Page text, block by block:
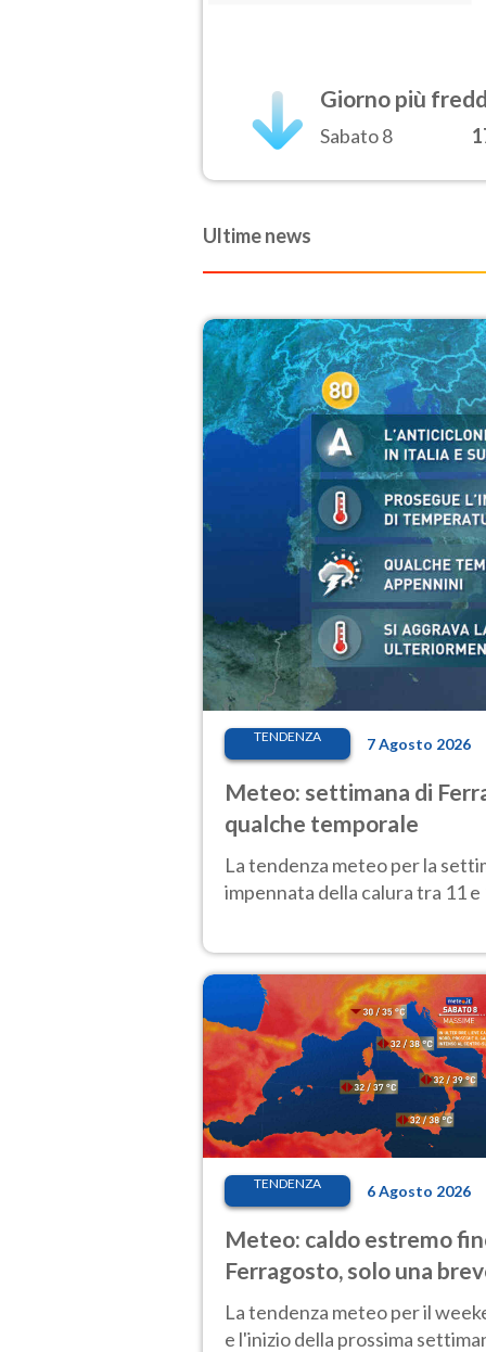
Giorno più
Sabato 8
Ultime news
TENDENZA 7 Agosto 2026
Meteo: settimana di
qualche temporale
La tendenza meteo per la
impennata della calura tra 11
TENDENZA 6 Agosto 2026
Meteo: caldo estremo
Ferragosto, solo una
pausa. Ecco dove
La tendenza meteo per il
e l'inizio della prossima